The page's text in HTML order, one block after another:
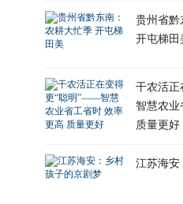
贵州省黔
开屯梯田
干农活
智慧农业
质量更好
江苏海安